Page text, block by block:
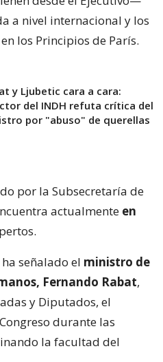
a nivel internacional y los
los Principios de París.
y Ljubetic cara a cara:
del INDH refuta crítica del
por "abuso" de querellas
por la Subsecretaría de
actualmente en
señalado el ministro de
Fernando Rabat,
y Diputados, el
durante las
la facultad del